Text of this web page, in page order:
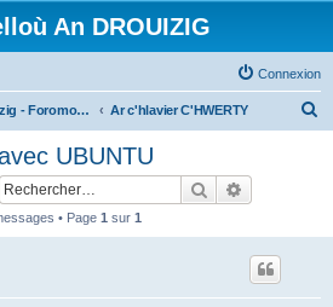
An DROUIZIG
Connexion
Kerzrouizig - Foromoù An Drouizig Ar c'hlavier C'HWERTY
UBUNTU
Rechercher
• Page 1 sur 1